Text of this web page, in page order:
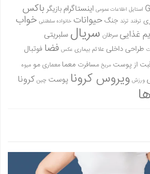
استایل اطلاعات عمومی اینستاگرام بازیگر باکس
ترفند ترند جنگ حیوانات خانواده سلطنتی خواب
غذاییسرطان سریال سلبریتی
طراحی داخلی علائم بیماری عکس فضا فوتبال
از پوست مریخ مسافرت معمامعماری مو میوه
ورزش ویروس کرونا پوست چین کرونا